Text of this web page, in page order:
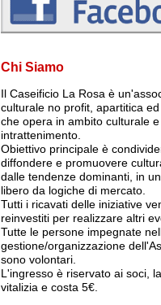
Chi Siamo
Il Caseificio La Rosa è
culturale no profit, apartitica
che opera in ambito culturale
intrattenimento.
Obiettivo principale è
diffondere e promuovere
dalle tendenze dominanti, in
libero da logiche di mercato.
Tutti i ricavati delle iniziative
reinvestiti per realizzare altri
Tutte le persone impegnate
gestione/organizzazione
sono volontari.
L'ingresso è riservato ai soci,
vitalizia e costa 5€.